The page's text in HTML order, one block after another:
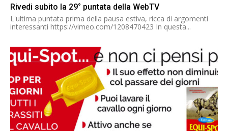
Rivedi subito la 29° puntata della WebTV
L'ultima puntata prima della pausa estiva, ricca di argomenti
interessanti https://vimeo.com/1208470423 In questa...